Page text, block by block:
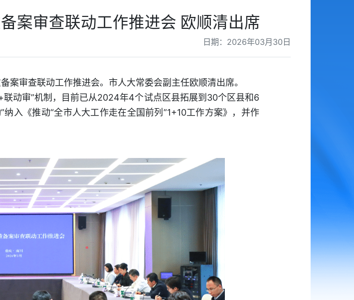
案审查联动工作推进会 欧顺清出席
日期：2026年03月30日
案审查联动工作推进会。市人大常委会副主任欧顺清出席。
动审”机制，目前已从2024年4个试点区县拓展到30个区县和6
入《推动“全市人大工作走在全国前列”1+10工作方案》，并作